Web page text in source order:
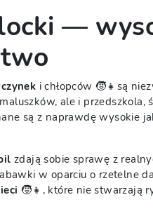
—
i chłopców 🧒👧są
ale i przedszkola,
są z naprawdę wysokie
zdają sobie sprawę z
w oparciu o rzetelne
🧒👧, które nie stwarzają